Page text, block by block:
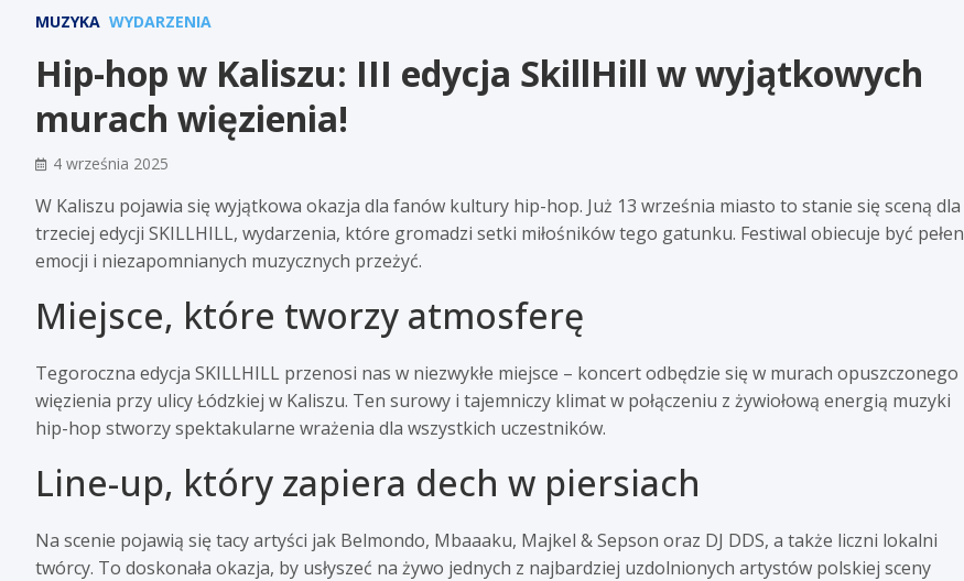
MUZYKA WYDARZENIA
Hip-hop w Kaliszu: III edycja SkillHill w wyjątkowych
murach więzienia!
4 września 2025
W Kaliszu pojawia się wyjątkowa okazja dla fanów kultury hip-hop. Już 13 września miasto to stanie się sceną dla
trzeciej edycji SKILLHILL, wydarzenia, które gromadzi setki miłośników tego gatunku. Festiwal obiecuje być pełen
emocji i niezapomnianych muzycznych przeżyć.
Miejsce, które tworzy atmosferę
Tegoroczna edycja SKILLHILL przenosi nas w niezwykłe miejsce – koncert odbędzie się w murach opuszczonego
więzienia przy ulicy Łódzkiej w Kaliszu. Ten surowy i tajemniczy klimat w połączeniu z żywiołową energią muzyki
hip-hop stworzy spektakularne wrażenia dla wszystkich uczestników.
Line-up, który zapiera dech w piersiach
Na scenie pojawią się tacy artyści jak Belmondo, Mbaaaku, Majkel & Sepson oraz DJ DDS, a także liczni lokalni
twórcy. To doskonała okazja, by usłyszeć na żywo jednych z najbardziej uzdolnionych artystów polskiej sceny